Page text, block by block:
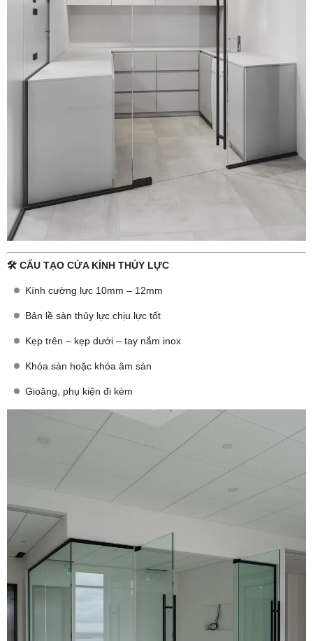
🛠️ CẤU TẠO CỬA KÍNH THỦY LỰC
Kính cường lực 10mm – 12mm
Bản lề sàn thủy lực chịu lực tốt
Kẹp trên – kẹp dưới – tay nắm inox
Khóa sàn hoặc khóa âm sàn
Gioăng, phụ kiện đi kèm